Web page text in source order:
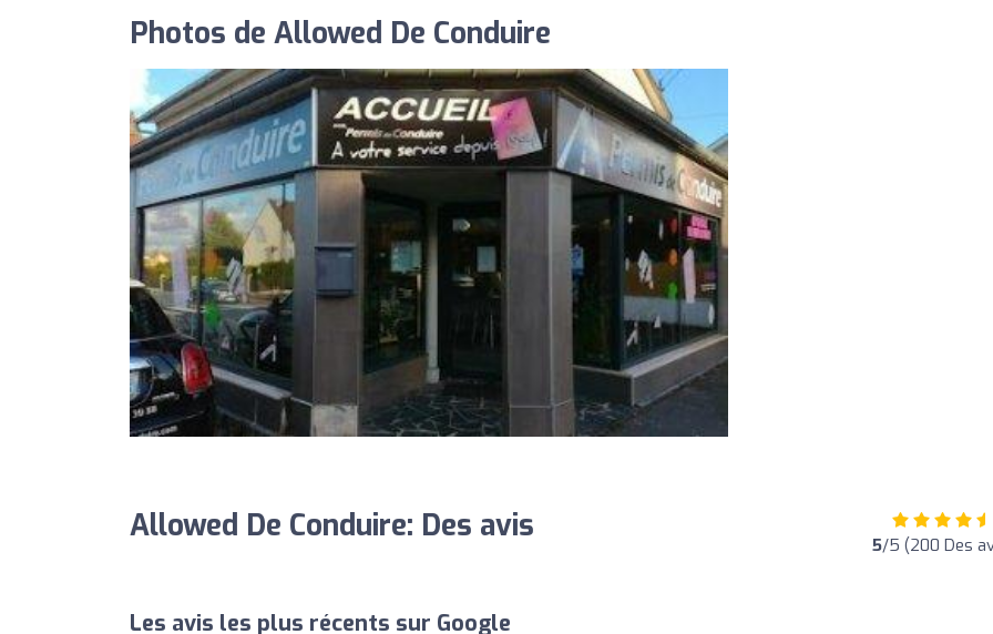
Photos de Allowed De Conduire
Allowed De Conduire: Des avis 5/5 (200 Des
Les avis les plus récents sur Google